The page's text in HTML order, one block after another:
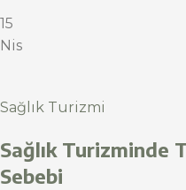
15
Nis
Sağlık Turizmi
Sağlık Turizminde
Sebebi